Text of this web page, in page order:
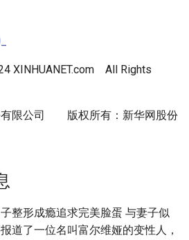
XINHUANET.com All Rights
有限公司 版权所有：新华网股份
整形成瘾追求完美脸蛋 与妻子似
道了一位名叫富尔维娅的变性人，